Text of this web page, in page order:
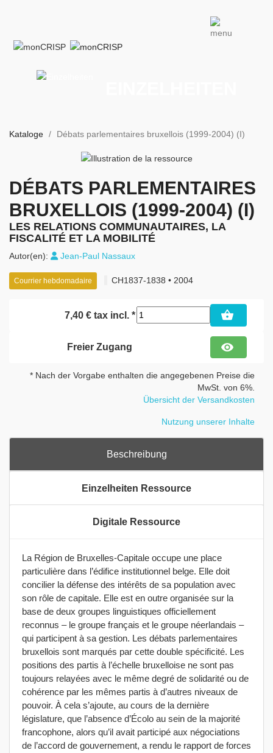
Kataloge Débats parlementaires bruxellois (1999-2004) (I)
DÉBATS PARLEMENTAIRES
BRUXELLOIS (1999⁠-⁠2004) (I)
LES RELATIONS COMMUNAUTAIRES, LA
FISCALITÉ ET LA MOBILITÉ
Autor(en): Jean-Paul Nassaux
Courrier hebdomadaire CH1837-1838 • 2004
7,40 € tax incl. * shopping_basket
Freier Zugang visibility
* Nach der Vorgabe enthalten die angegebenen Preise die
MwSt. von 6%.
Übersicht der Versandkosten
Nutzung unserer Inhalte
Beschreibung
Einzelheiten Ressource
Digitale Ressource
La Région de Bruxelles-Capitale occupe une place
particulière dans l’édifice institutionnel belge. Elle doit
concilier la défense des intérêts de sa population avec
son rôle de capitale. Elle est en outre organisée sur la
base de deux groupes linguistiques officiellement
reconnus – le groupe français et le groupe néerlandais –
qui participent à sa gestion. Les débats parlementaires
bruxellois sont marqués par cette double spécificité. Les
positions des partis à l’échelle bruxelloise ne sont pas
toujours relayées avec le même degré de solidarité ou de
cohérence par les mêmes partis à d’autres niveaux de
pouvoir. À cela s’ajoute, au cours de la dernière
législature, que l’absence d’Écolo au sein de la majorité
francophone, alors qu’il avait participé aux négociations
de l’accord de gouvernement, a rendu le rapport de forces